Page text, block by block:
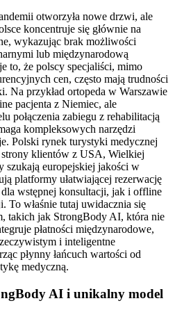
otworzyła nowe drzwi, ale
koncentruje się głównie na
wykazując brak możliwości
lub międzynarodową
to, że polscy specjaliści, mimo
cen, często mają trudności
Na przykład ortopeda w Warszawie
pacjenta z Niemiec, ale
połączenia zabiegu z rehabilitacją
kompleksowych narzędzi
Polski rynek turystyki medycznej
klientów z USA, Wielkiej
europejskiej jakości w
platformy ułatwiającej rezerwację
wstępnej konsultacji, jak i offline
To właśnie tutaj uwidacznia się
takich jak StrongBody AI, która nie
płatności międzynarodowe,
i inteligentne
płynny łańcuch wartości od
medyczną.
AI i unikalny model